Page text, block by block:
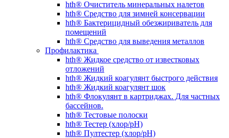
hth® Очиститель минеральных налетов
hth® Средство для зимней консервации
hth® Бактерицидный обезжириватель для
помещений
hth® Средство для выведения металлов
Профилактика
hth® Жидкое средство от известковых
отложений
hth® Жидкий коагулянт быстрого действия
hth® Жидкий коагулянт шок
hth® Флокулянт в картриджах. Для частных
бассейнов.
hth® Тестовые полоски
hth® Тестер (хлор/pH)
hth® Пултестер (хлор/pH)